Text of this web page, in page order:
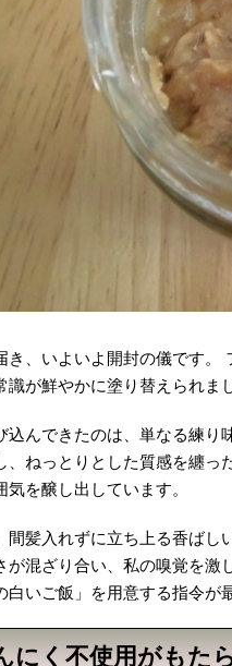
き、いよいよ開封の儀です。
識が鮮やかに塗り替えられま
込んできたのは、単なる練り
、ねっとりとした質感を纏っ
気を醸し出しています。
間髪入れずに立ち上る香ばし
が混ざり合い、私の嗅覚を激
白いご飯」を用意する指令が
にく不使用がもた